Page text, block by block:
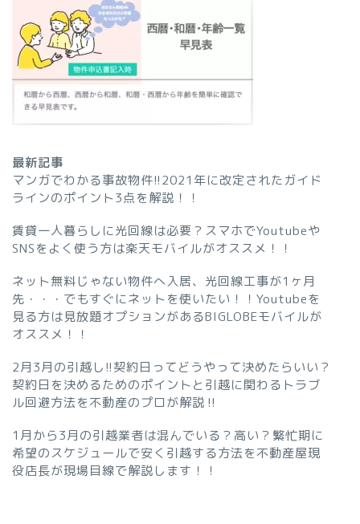
最新記事
マンガでわかる事故物件!!2021年に改定されたガイド
ラインのポイント3点を解説！！
賃貸一人暮らしに光回線は必要？スマホでYoutubeや
SNSをよく使う方は楽天モバイルがオススメ！！
ネット無料じゃない物件へ入居、光回線工事が1ヶ月
先・・・でもすぐにネットを使いたい！！Youtubeを
見る方は見放題オプションがあるBIGLOBEモバイルが
オススメ！！
2月3月の引越し!!契約日ってどうやって決めたらいい？
契約日を決めるためのポイントと引越に関わるトラブ
ル回避方法を不動産のプロが解説‼︎
1月から3月の引越業者は混んでいる？高い？繁忙期に
希望のスケジュールで安く引越する方法を不動産屋現
役店長が現場目線で解説します！！